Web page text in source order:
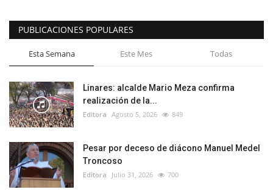
PUBLICACIONES POPULARES
Esta Semana Este Mes Todas
Linares: alcalde Mario Meza confirma
realización de la...
Editora Agosto 5, 2026 849
Pesar por deceso de diácono Manuel Medel
Troncoso
Editora Julio 31, 2026 700